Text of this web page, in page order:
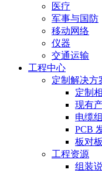
医疗
军事与国防
移动网络
仪器
交通运输
工程中心
定制解决方
定制
现有
电缆
PCB
板对
工程资源
组装